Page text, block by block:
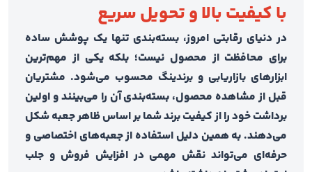
با کیفیت بالا و تحویل سریع
در دنیای رقابتی امروز، بسته‌بندی تنها یک پوشش ساده
برای محافظت از محصول نیست؛ بلکه یکی از مهم‌ترین
ابزارهای بازاریابی و برندینگ محسوب می‌شود. مشتریان
قبل از مشاهده محصول، بسته‌بندی آن را می‌بینند و اولین
برداشت خود را از کیفیت برند شما بر اساس ظاهر جعبه شکل
می‌دهند. به همین دلیل استفاده از جعبه‌های اختصاصی و
حرفه‌ای می‌تواند نقش مهمی در افزایش فروش و جلب